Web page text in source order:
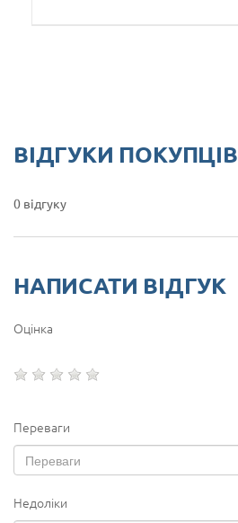
ВІДГУКИ ПОКУПЦІВ
0 відгуку
НАПИСАТИ ВІДГУК
Оцінка
Переваги
Недоліки